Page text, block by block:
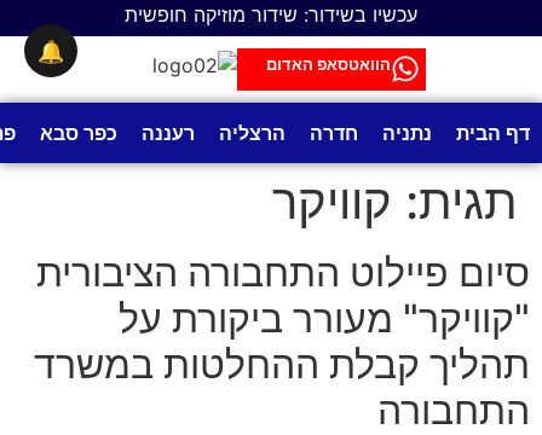
עכשיו בשידור: שידור מוזיקה חופשית
הוואטסאפ האדום
דף הבית נתניה חדרה הרצליה רעננה כפר סבא
תגית: קוויקר
סיום פיילוט התחבורה הציבורית
"קוויקר" מעורר ביקורת על
תהליך קבלת ההחלטות במשרד
התחבורה
🔔